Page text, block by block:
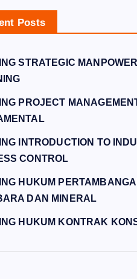
Posts
STRATEGIC MANPOWER
PROJECT
INTRODUCTION TO
CONTROL
HUKUM
DAN MINERAL
HUKUM KONTRAK